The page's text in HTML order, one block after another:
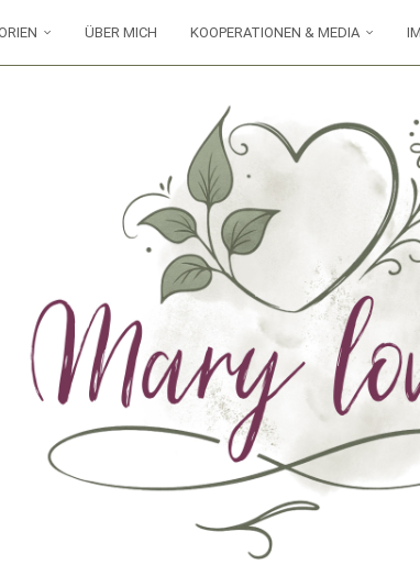
ÜBER MICH KOOPERATIONEN & MEDIA